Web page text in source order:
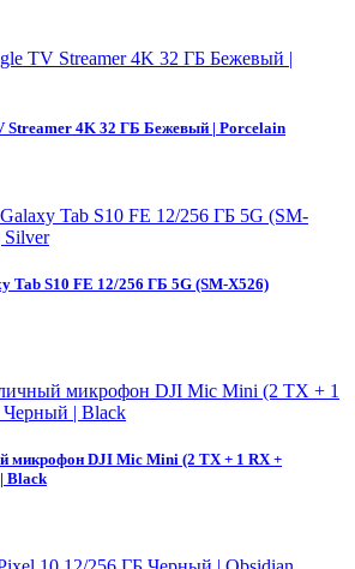
Streamer 4K 32 ГБ Бежевый | Porcelain
Tab S10 FE 12/256 ГБ 5G (SM-X526)
микрофон DJI Mic Mini (2 TX + 1 RX +
Black